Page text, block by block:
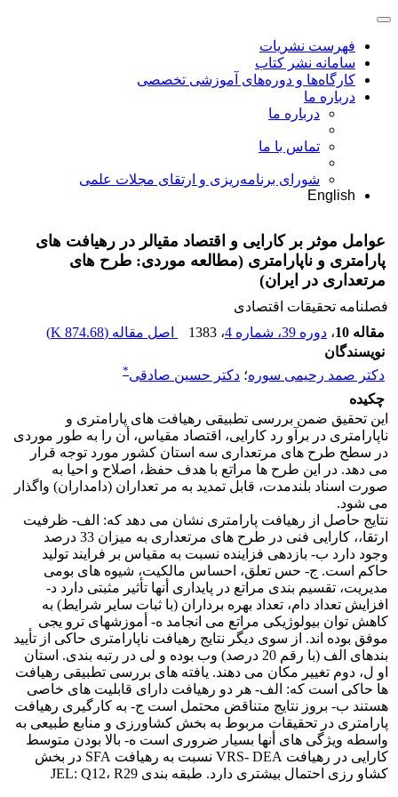
فهرست نشریات
سامانه نشر کتاب
کارگاه‌ها و دوره‌های آموزشی تخصصی
درباره ما
درباره ما
تماس با ما
شورای برنامه‌ریزی و ارتقای مجلات علمی
English
عوامل موثر بر کارایی و اقتصاد مقیالر در رهیافت های
پارامتری و ناپارامتری (مطالعه موردی: طرح های
مرتعداری در ایران)
فصلنامه تحقیقات اقتصادی
مقاله 10
، دوره 39، شماره 4 ، 1383 اصل مقاله (874.68 K
)
نویسندگان
دکتر صمد رحیمى سوره؛ دکتر حسین صادقى*
چکیده
این تحقیق ضمن بررسی تطبیقی رهیافت های پارامتری و
ناپارامتری در برآو رد کارایی، اقتصاد مقیاس، أن را به طور موردی
در سطح طرح های مرتعداری سه استان کشور مورد توجه قرار
می دهد. در این طرح ها مراتع با هدف حفظ، اصلاح و احیا به
صورت اسناد بلندمدت، قابل تمدید به مر تعداران (دامداران) واگذار
می شود.
نتایج حاصل از رهیافت پارامتری نشان می دهد که: الف- ظرفیت
ارتقا،، کارایی فنی در طرح های مرتعداری به میزان 33 درصد
وجود دارد ب- بازدهی فزاینده نسبت به مقیاس بر فرایند تولید
حاکم است. ج- حس تعلق، احساس مالکیت، شیوه های بومی
مدیریت، تقسیم بندی مراتع در پایداری أنها تأثیر مثبتی دارد د-
افزایش تعداد دام، تعداد بهره برداران (با ثبات سایر شرایط) به
کاهش توان بیولوژیکی مراتع می انجامد ه- أموزشهای ترو یجی
موفق بوده اند. از سوی دیگر نتایج رهیافت ناپارامتری حاکی از تأیید
بندهای الف (با رقم 20 درصد) وب بوده و لی در رتبه بندی. استان
او ل، دوم تغییر مکان می دهند. یافته های بررسی تطبیقی رهیافت
ها حاکی است که: الف- هر دو رهیافت دارای قابلیت های خاصی
هستند ب- بروز نتایج متناقض محتمل است ج- به کارگیری رهیافت
پارامتری در تحقیقات مربوط به بخش کشاورزی و منابع طبیعی به
واسطه ویژگی های أنها بسیار ضروری است ه- بالا بودن متوسط
کارایی در رهیافت VRS- DEA نسبت به رهیافت SFA در بخش
کشاو رزی احتمال بیشتری دارد. طبقه بندی JEL: Q12، R29